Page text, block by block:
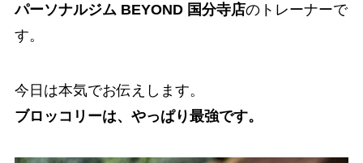
パーソナルジム BEYOND 国分寺店のトレーナーで
す。
今日は本気でお伝えします。
ブロッコリーは、やっぱり最強です。